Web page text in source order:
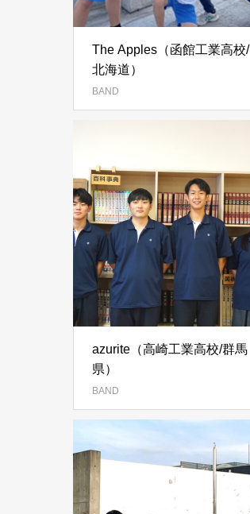
The Apples（函館工業高校/
北海道）
BAND
azurite（高崎工業高校/群馬
県）
BAND